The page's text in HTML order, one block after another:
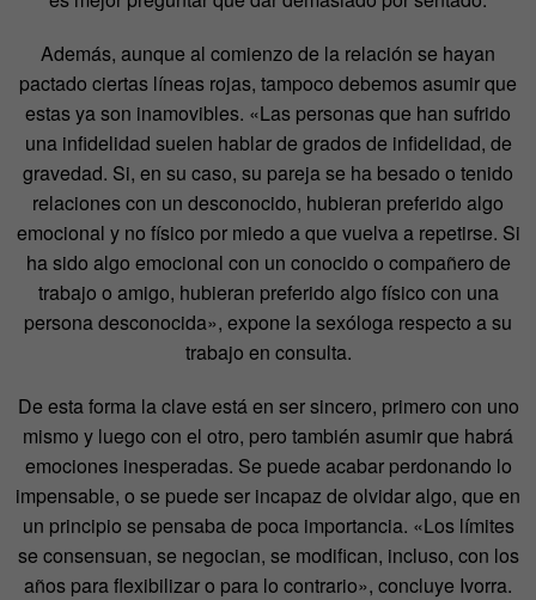
Además, aunque al comienzo de la relación se hayan
pactado ciertas líneas rojas, tampoco debemos asumir que
estas ya son inamovibles. «Las personas que han sufrido
una infidelidad suelen hablar de grados de infidelidad, de
gravedad. Si, en su caso, su pareja se ha besado o tenido
relaciones con un desconocido, hubieran preferido algo
emocional y no físico por miedo a que vuelva a repetirse. Si
ha sido algo emocional con un conocido o compañero de
trabajo o amigo, hubieran preferido algo físico con una
persona desconocida», expone la sexóloga respecto a su
trabajo en consulta.
De esta forma la clave está en ser sincero, primero con uno
mismo y luego con el otro, pero también asumir que habrá
emociones inesperadas. Se puede acabar perdonando lo
impensable, o se puede ser incapaz de olvidar algo, que en
un principio se pensaba de poca importancia. «Los límites
se consensuan, se negocian, se modifican, incluso, con los
años para flexibilizar o para lo contrario», concluye Ivorra.